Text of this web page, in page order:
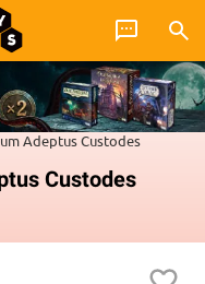
Adeptus Custodes
Custodes